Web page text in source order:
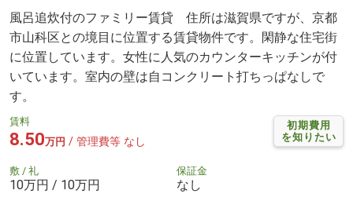
風呂追炊付のファミリー賃貸 住所は滋賀県ですが、京都
市山科区との境目に位置する賃貸物件です。閑静な住宅街
に位置しています。女性に人気のカウンターキッチンが付
いています。室内の壁は自コンクリート打ちっぱなしで
す。
初期費用
を知りたい
賃料
8.50万円 / 管理費等 なし
敷 / 礼
10万円 / 10万円
保証金
なし